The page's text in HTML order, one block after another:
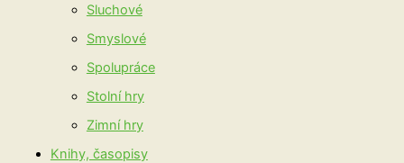
Sluchové
Smyslové
Spolupráce
Stolní hry
Zimní hry
Knihy, časopisy